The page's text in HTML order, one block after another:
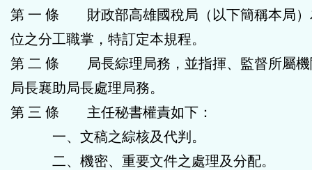
鈕
區
第 一 條 財政部高雄國稅局（以下簡稱本局）
位之分工職掌，特訂定本規程。
第 二 條 局長綜理局務，並指揮、監督所屬機
局長襄助局長處理局務。
第 三 條 主任秘書權責如下：
一、文稿之綜核及代判。
二、機密、重要文件之處理及分配。